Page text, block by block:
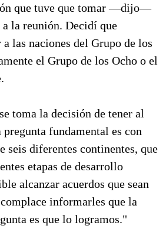
que tuve que tomar —dijo—
la reunión. Decidí que
las naciones del Grupo de los
el Grupo de los Ocho o el
toma la decisión de tener al
fundamental es con
seis diferentes continentes, que
etapas de desarrollo
alcanzar acuerdos que sean
informarles que la
es que lo logramos."